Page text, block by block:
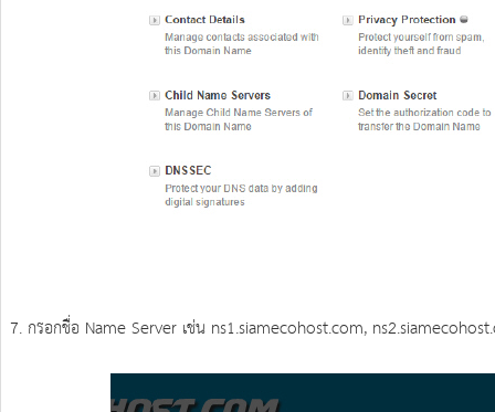
7. กรอกชื่อ Name Server เช่น ns1.siamecohost.com,